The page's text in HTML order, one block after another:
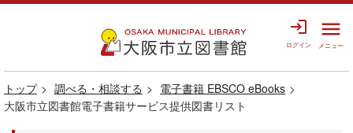
login
ログイン
menu
メニュー
トップ 調べる・相談する
電子書籍 EBSCO eBooks
大阪市立図書館電子書籍サービス提供図書リスト